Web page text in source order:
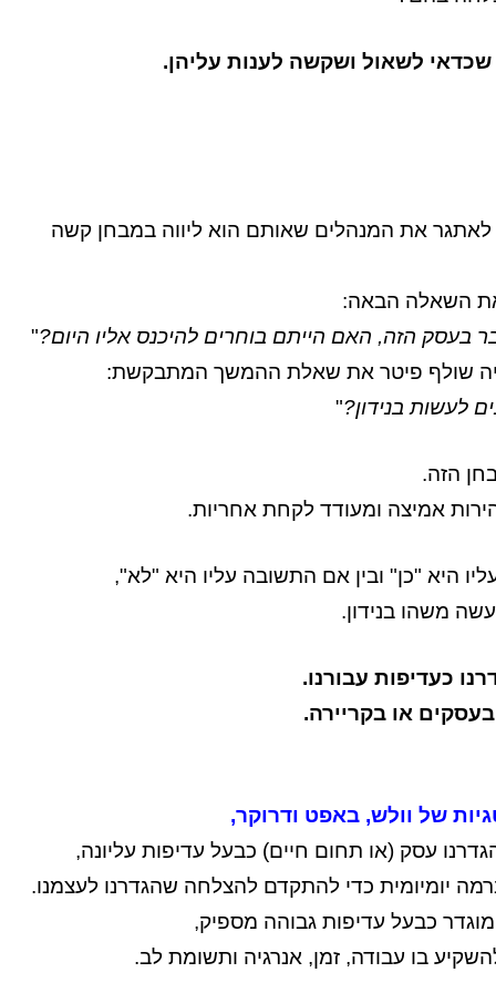
לשאול ושקשה לענות עליהן.
את המנהלים שאותם הוא ליווה במבחן קשה
השאלה הבאה:
בעסק הזה, האם הייתם בוחרים להיכנס אליו היום?"
שולף פיטר את שאלת ההמשך המתבקשת:
לעשות בנידון?"
הזה.
אמיצה ומעודד לקחת אחריות.
היא "כן" ובין אם התשובה עליו היא "לא",
משהו בנידון.
כעדיפות עבורנו.
או בקריירה.
של וולש, באפט ודרוקר,
עסק (או תחום חיים) כבעל עדיפות עליונה,
יומיומית כדי להתקדם להצלחה שהגדרנו לעצמנו.
כבעל עדיפות גבוהה מספיק,
בו עבודה, זמן, אנרגיה ותשומת לב.